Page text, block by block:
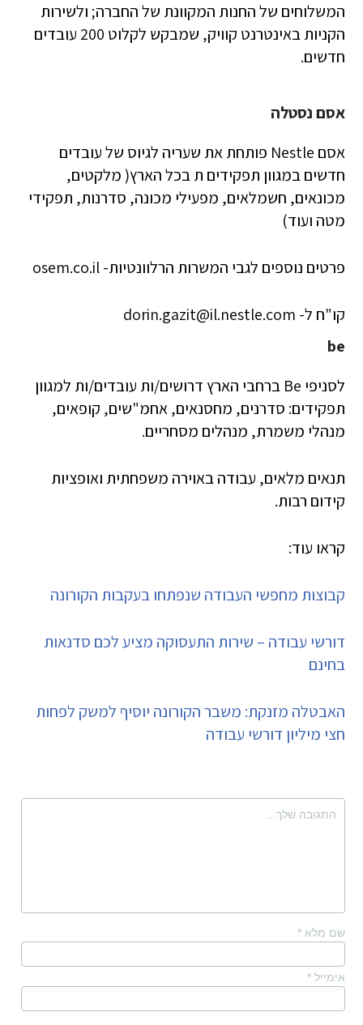
המשלוחים של החנות המקוונת של החברה; ולשירות
הקניות באינטרנט קוויק, שמבקש לקלוט 200 עובדים
חדשים.
אסם נסטלה
אסם Nestle פותחת את שעריה לגיוס של עובדים
חדשים במגוון תפקידים ת בכל הארץ( מלקטים,
מכונאים, חשמלאים, מפעילי מכונה, סדרנות, תפקידי
מטה ועוד)
פרטים נוספים לגבי המשרות הרלוונטיות- osem.co.il
קו"ח ל- dorin.gazit@il.nestle.com
be
לסניפי Be ברחבי הארץ דרושים/ות עובדים/ות למגוון
תפקידים: סדרנים, מחסנאים, אחמ"שים, קופאים,
מנהלי משמרת, מנהלים מסחריים.
תנאים מלאים, עבודה באוירה משפחתית ואופציות
קידום רבות.
קראו עוד:
קבוצות מחפשי העבודה שנפתחו בעקבות הקורונה
דורשי עבודה – שירות התעסוקה מציע לכם סדנאות
בחינם
האבטלה מזנקת: משבר הקורונה יוסיף למשק לפחות
חצי מיליון דורשי עבודה
שם מלא *
אימייל *